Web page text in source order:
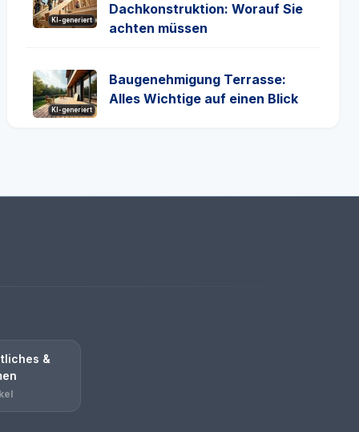
KI-generiert
Dachkonstruktion: Worauf Sie
achten müssen
KI-generiert
Baugenehmigung Terrasse:
Alles Wichtige auf einen Blick
&